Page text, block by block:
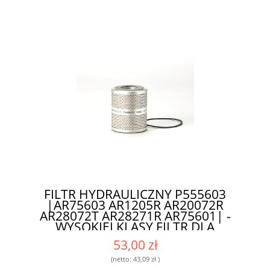
FILTR HYDRAULICZNY P555603
|AR75603 AR1205R AR20072R
AR28072T AR28271R AR75601| -
WYSOKIEJ KLASY FILTR DLA
ROLNIKÓW I MECHANIKÓW
53,00 zł
(netto: 43,09 zł)